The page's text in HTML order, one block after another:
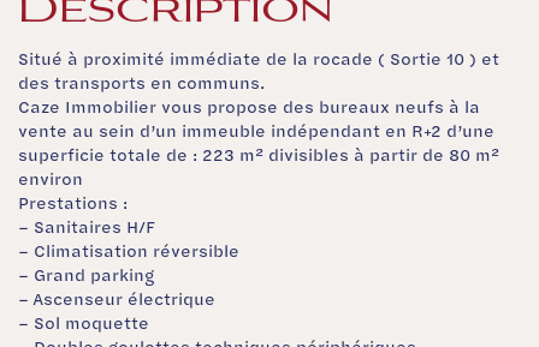
Situé à proximité immédiate de la rocade ( Sortie 10 ) et
des transports en communs.
Caze Immobilier vous propose des bureaux neufs à la
vente au sein d’un immeuble indépendant en R+2 d’une
superficie totale de : 223 m² divisibles à partir de 80 m²
environ
Prestations :
– Sanitaires H/F
– Climatisation réversible
– Grand parking
– Ascenseur électrique
– Sol moquette